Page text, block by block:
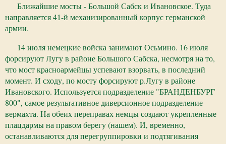
Ближайшие мосты - Большой Сабск и Ивановское. Туда
направляется 41-й механизированный корпус германской
армии.
14 июля немецкие войска занимают Осьмино. 16 июля
форсируют Лугу в районе Большого Сабска, несмотря на то,
что мост красноармейцы успевают взорвать, в последний
момент. И сходу, по мосту форсируют р.Лугу в районе
Ивановского. Используется подразделение "БРАНДЕНБУРГ
800", самое результативное диверсионное подразделение
вермахта. На обеих переправах немцы создают укрепленные
плацдармы на правом берегу (нашем). И, временно,
останавливаются для перегруппировки и подтягивания